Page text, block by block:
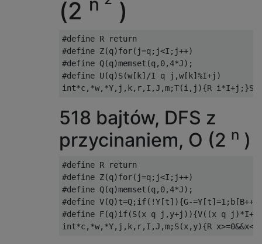
(2 )
#define R return
#define Z(q)for(j=q;j<I;j++)
#define Q(q)memset(q,0,4*J);
#define U(q)S(w[k]/I q j,w[k]%I+j)
518 bajtów, DFS z
przycinaniem, O (2 n )
#define R return
#define Z(q)for(j=q;j<I;j++)
#define Q(q)memset(q,0,4*J);
#define V(Q)t=Q;if(!Y[t]){G-
#define F(q)if(S(x q j,y+j)){V((x q